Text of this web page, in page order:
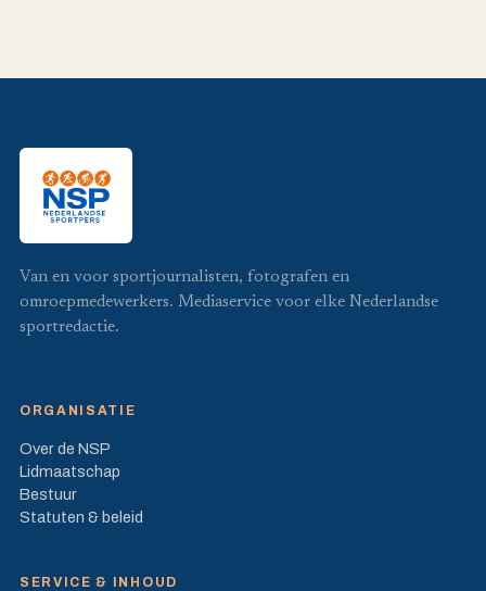
Van en voor sportjournalisten, fotografen en
omroepmedewerkers. Mediaservice voor elke Nederlandse
sportredactie.
ORGANISATIE
Over de NSP
Lidmaatschap
Bestuur
Statuten & beleid
SERVICE & INHOUD